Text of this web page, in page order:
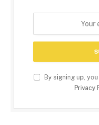
By signing up,
Privacy